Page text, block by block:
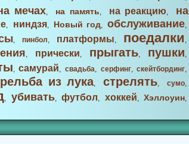
мечах, на память, на реакцию, на
, ниндзя, Новый год, обслуживание,
,пинбол, платформы, поедалки ,
, прически, прыгать, пушки,
,самурай, свадьба, серфинг,скейтбординг,
из лука,стрелять, сумо,
, убивать,футбол, хоккей,Хэллоуин,